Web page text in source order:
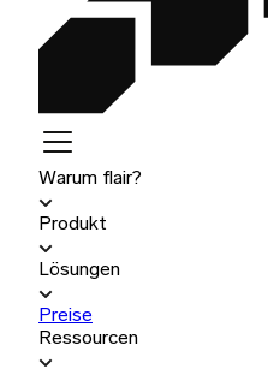
Warum flair?
Produkt
Lösungen
Preise
Ressourcen